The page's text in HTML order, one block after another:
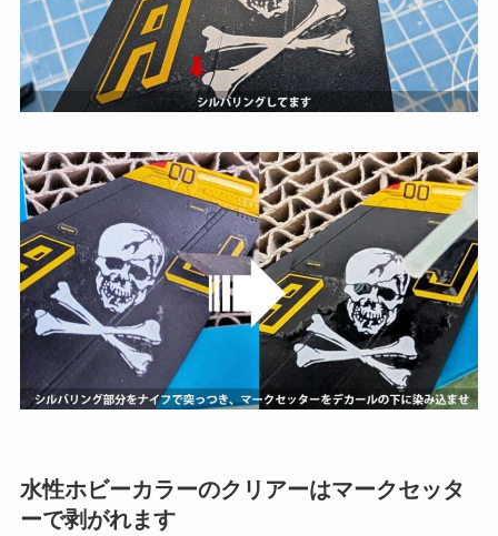
水性ホビーカラーのクリアーはマークセッタ
ーで剥がれます